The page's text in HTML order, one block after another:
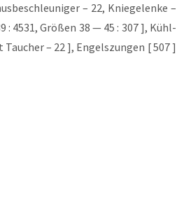
– 22, Knie­ge­len­ke –
: 4531, Grö­ßen 38 — 45 : 307 ], Kühl­
– 22 ], Engels­zun­gen [ 507 ]